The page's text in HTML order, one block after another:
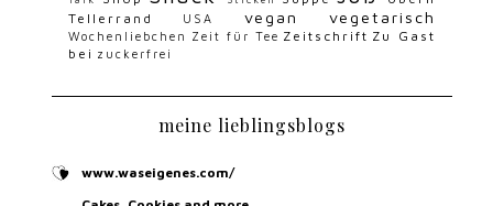
Tellerrand
USA vegan vegetarisch
Wochenliebchen Zeit für Tee Zeitschrift Zu Gast
bei zuckerfrei
meine lieblingsblogs
www.waseigenes.com/